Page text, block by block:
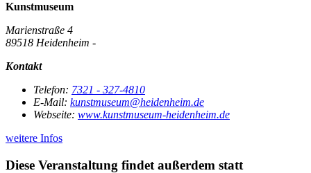
Kunstmuseum
Marienstraße 4
89518 Heidenheim -
Kontakt
Telefon: 7321 - 327-4810
E-Mail: kunstmuseum@heidenheim.de
Webseite: www.kunstmuseum-heidenheim.de
weitere Infos
Diese Veranstaltung findet außerdem statt